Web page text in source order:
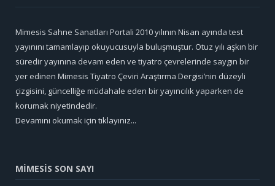
Mimesis Sahne Sanatları Portali 2010 yılının Nisan ayında test
yayınını tamamlayıp okuyucusuyla buluşmuştur. Otuz yılı aşkın bir
süredir yayınına devam eden ve tiyatro çevrelerinde saygın bir
yer edinen Mimesis Tiyatro Çeviri Araştırma Dergisi’nin düzeyli
çizgisini, güncelliğe müdahale eden bir yayıncılık yaparken de
korumak niyetindedir.
Devamını okumak için tıklayınız...
MİMESİS SON SAYI